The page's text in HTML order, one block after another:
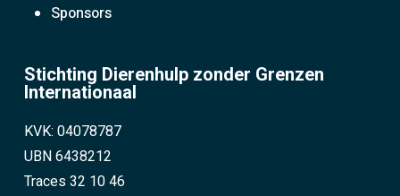
Sponsors
Stichting Dierenhulp zonder Grenzen
Internationaal
KVK: 04078787
UBN 6438212
Traces 32 10 46